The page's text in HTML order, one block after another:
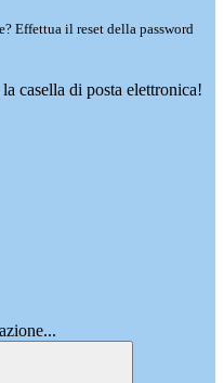
Effettua il reset della password
casella di posta elettronica!